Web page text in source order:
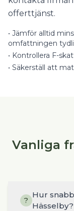
offerttjänst.
• Jämför alltid
omfattningen
• Kontrollera F-
• Säkerställ att
Vanliga
?
Hur
Hässelby?